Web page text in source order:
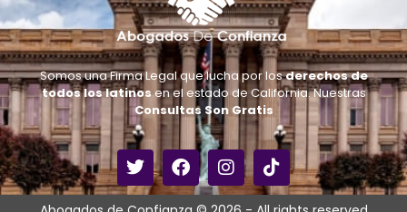
Somos una Firma Legal que lucha por losderechos de
todos los latinosen el estado de California. Nuestras
Consultas Son Gratis